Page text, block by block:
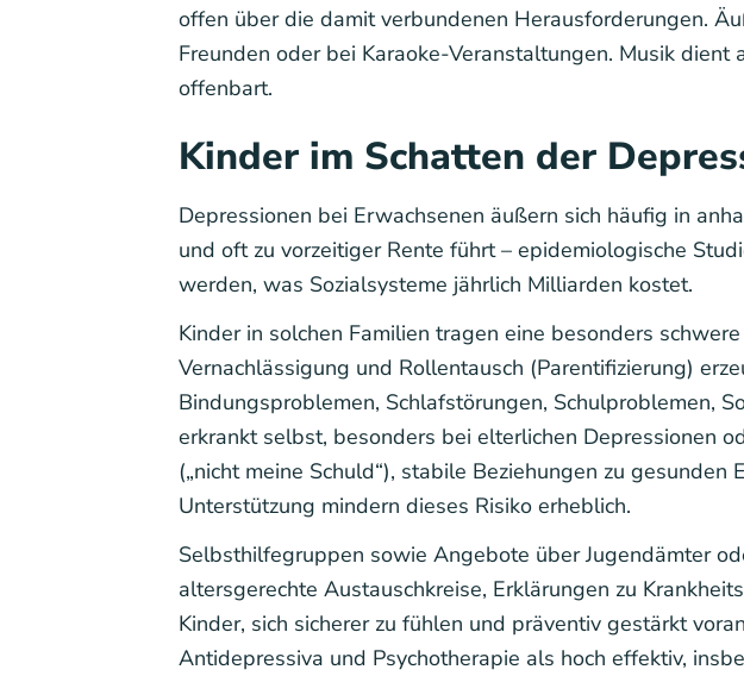
offen über die damit verbundenen Herausforderungen.
Freunden oder bei Karaoke-Veranstaltungen. Musik
offenbart.
Kinder im Schatten der
Depressionen bei Erwachsenen äußern sich häufig in
und oft zu vorzeitiger Rente führt – epidemiologische
werden, was Sozialsysteme jährlich Milliarden kostet.
Kinder in solchen Familien tragen eine besonders
Vernachlässigung und Rollentausch (Parentifizierung)
Bindungsproblemen, Schlafstörungen, Schulproblemen,
erkrankt selbst, besonders bei elterlichen Depressionen
(„nicht meine Schuld“), stabile Beziehungen zu
Unterstützung mindern dieses Risiko erheblich.
Selbsthilfegruppen sowie Angebote über Jugendämter
altersgerechte Austauschkreise, Erklärungen zu
Kinder, sich sicherer zu fühlen und präventiv gestärkt
Antidepressiva und Psychotherapie als hoch effektiv,